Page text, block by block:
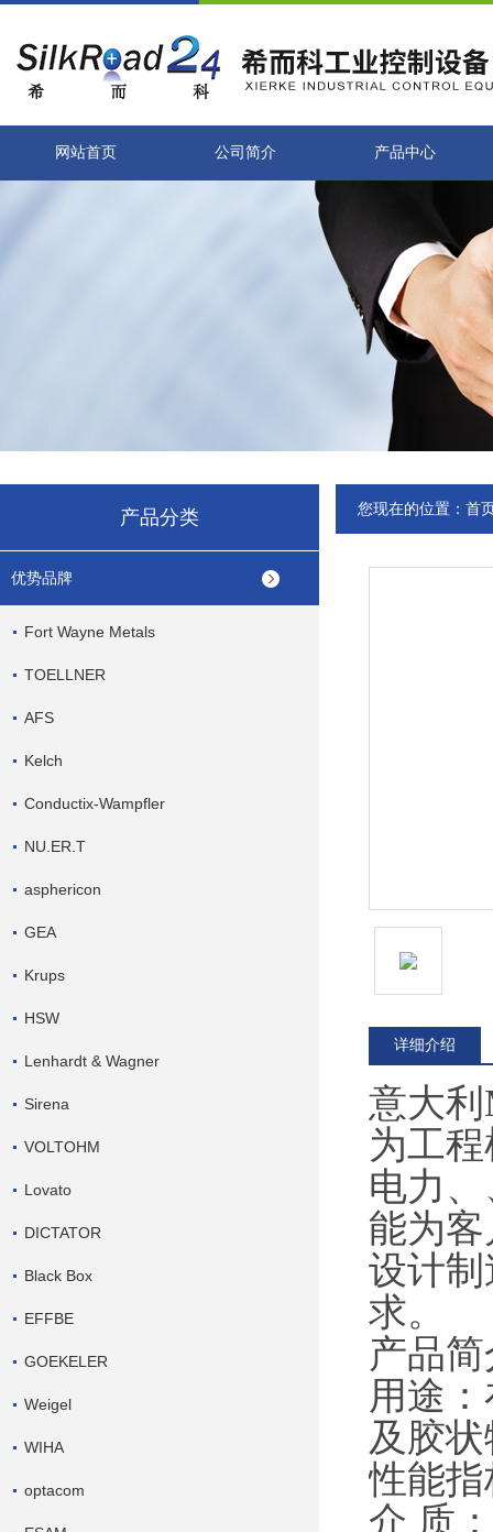
网站首页 公司简介 产品中心
产品分类
优势品牌
Fort Wayne Metals
TOELLNER
AFS
Kelch
Conductix-Wampfler
NU.ER.T
asphericon
GEA
Krups
HSW
Lenhardt & Wagner
Sirena
VOLTOHM
Lovato
DICTATOR
Black Box
EFFBE
GOEKELER
Weigel
WIHA
optacom
您现在的位置： 首
详细介绍
意大利
为工
电力
能为
设计
求。
产品
用途
及胶
性能
介 质